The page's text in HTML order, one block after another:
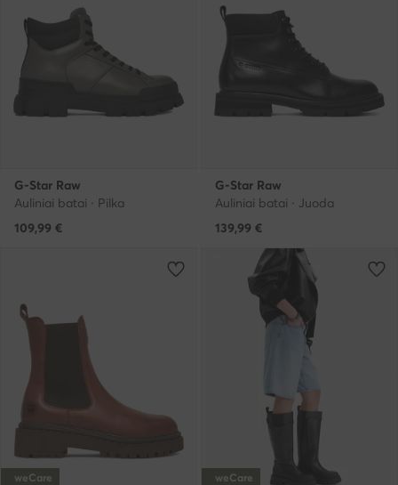
G-Star Raw
Auliniai batai · Pilka
109,99 €
G-Star Raw
Auliniai batai · Juoda
139,99 €
weCare weCare